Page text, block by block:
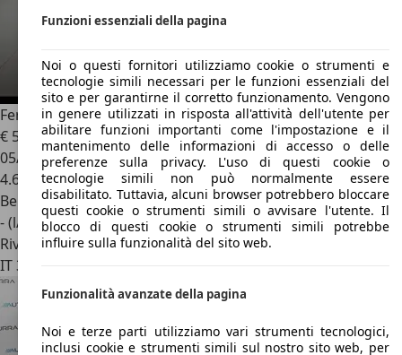
Ferrari 12 CilindriSpider 6.5 V12 dct
€ 580.0001
05/2026
4.600 km
Benzina
- (l/100 km)
Rivenditore
IT 37135
Funzioni essenziali della pagina
Noi o questi fornitori utilizziamo cookie o strumenti e
tecnologie simili necessari per le funzioni essenziali del
sito e per garantirne il corretto funzionamento. Vengono
in genere utilizzati in risposta all'attività dell'utente per
abilitare funzioni importanti come l'impostazione e il
mantenimento delle informazioni di accesso o delle
preferenze sulla privacy. L'uso di questi cookie o
tecnologie simili non può normalmente essere
disabilitato. Tuttavia, alcuni browser potrebbero bloccare
questi cookie o strumenti simili o avvisare l'utente. Il
blocco di questi cookie o strumenti simili potrebbe
influire sulla funzionalità del sito web.
Funzionalità avanzate della pagina
Noi e terze parti utilizziamo vari strumenti tecnologici,
inclusi cookie e strumenti simili sul nostro sito web, per